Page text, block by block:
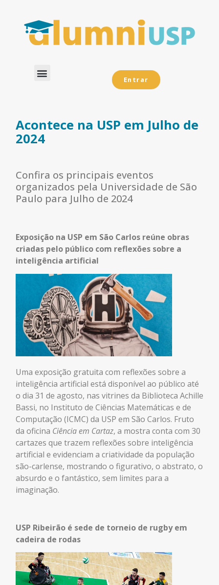
Entrar
Acontece na USP em Julho de
2024
Confira os principais eventos
organizados pela Universidade de São
Paulo para Julho de 2024
Exposição na USP em São Carlos reúne obras
criadas pelo público com reflexões sobre a
inteligência artificial
Uma exposição gratuita com reflexões sobre a
inteligência artificial está disponível ao público até
o dia 31 de agosto, nas vitrines da Biblioteca Achille
Bassi, no Instituto de Ciências Matemáticas e de
Computação (ICMC) da USP em São Carlos. Fruto
da oficina Ciência em Cartaz, a mostra conta com 30
cartazes que trazem reflexões sobre inteligência
artificial e evidenciam a criatividade da população
são-carlense, mostrando o figurativo, o abstrato, o
absurdo e o fantástico, sem limites para a
imaginação.
USP Ribeirão é sede de torneio de rugby em
cadeira de rodas